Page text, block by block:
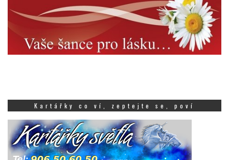
Kartářky co ví, zeptejte se, poví